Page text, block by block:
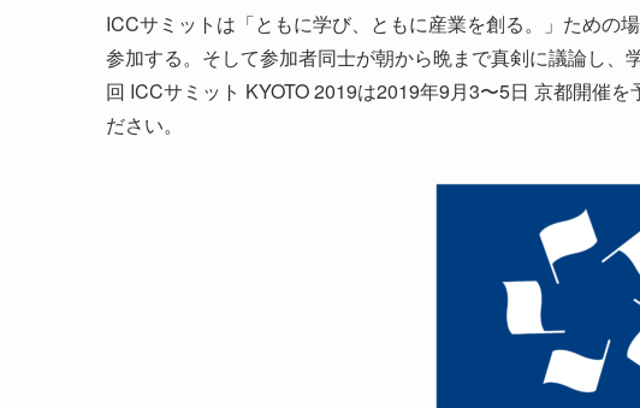
ICCサミットは「ともに学び、ともに産業を創る。」ための
参加する。そして参加者同士が朝から晩まで真剣に議論し
回 ICCサミット KYOTO 2019は2019年9月3〜5日 京都開催
ださい。